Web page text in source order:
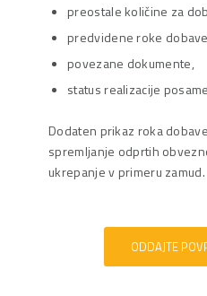
preostale količine za
predvidene roke
povezane dokumente,
status realizacije
Dodaten prikaz roka
spremljanje odprtih
ukrepanje v primeru zamud.
ODDAJTE